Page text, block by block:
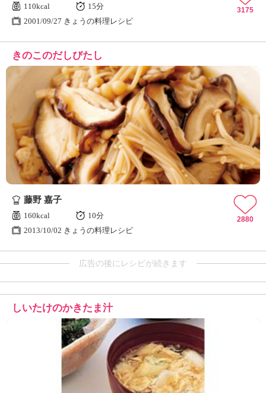
110kcal
15分
2001/09/27 きょうの料理レシピ
3175
きのこのだしびたし
藤野 嘉子
160kcal
10分
2013/10/02 きょうの料理レシピ
2880
広告の後にレシピが続きます
しいたけのかきたま汁